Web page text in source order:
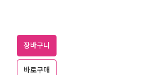
장바구니
바로구매